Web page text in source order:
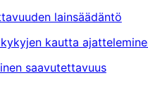
lainsäädäntö
kautta
saavutettavuus